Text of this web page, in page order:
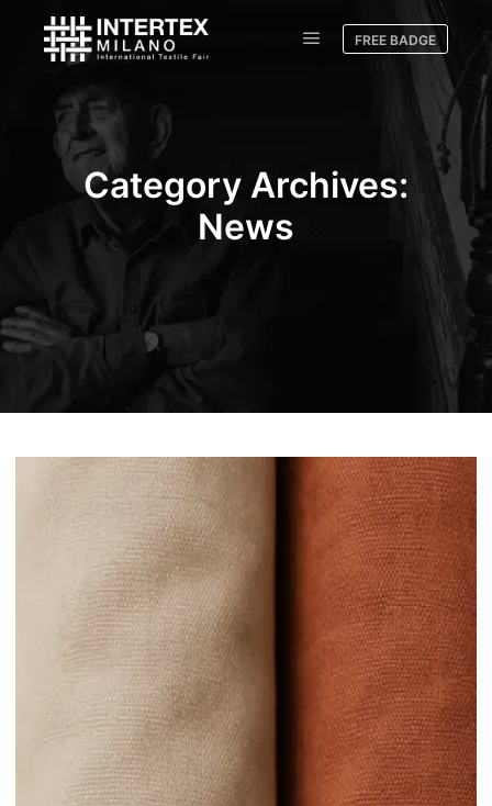
FREE BADGE
Category Archives:
News